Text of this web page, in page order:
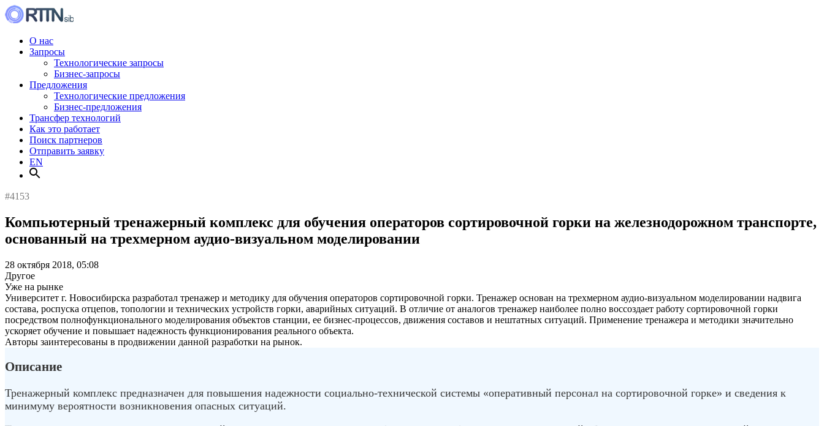
О нас
Запросы
Технологические запросы
Бизнес-запросы
Предложения
Технологические предложения
Бизнес-предложения
Трансфер технологий
Как это работает
Поиск партнеров
Отправить заявку
EN
#4153
Компьютерный тренажерный комплекс для обучения операторов сортировочной горки на железнодорожном транспорте,
основанный на трехмерном аудио-визуальном моделировании
28 октября 2018, 05:08
Другое
Уже на рынке
Университет г. Новосибирска разработал тренажер и методику для обучения операторов сортировочной горки. Тренажер основан на трехмерном аудио-визуальном моделировании надвига
состава, роспуска отцепов, топологии и технических устройств горки, аварийных ситуаций. В отличие от аналогов тренажер наиболее полно воссоздает работу сортировочной горки
посредством полнофункционального моделирования объектов станции, ее бизнес-процессов, движения составов и нештатных ситуаций. Применение тренажера и методики значительно
ускоряет обучение и повышает надежность функционирования реального объекта.
Авторы заинтересованы в продвижении данной разработки на рынок.
Описание
Тренажерный комплекс предназначен для повышения надежности социально-технической системы «оперативный персонал на сортировочной горке» и сведения к
минимуму вероятности возникновения опасных ситуаций.